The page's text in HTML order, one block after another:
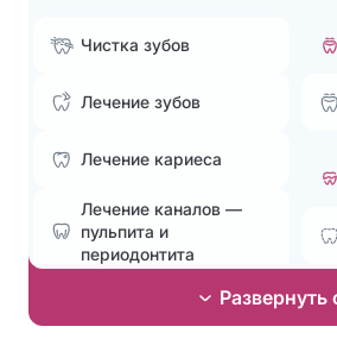
Чистка зубов
Лечение зубов
Лечение кариеса
Лечение каналов —
пульпита и
периодонтита
Лечение без боли иРазвернуть